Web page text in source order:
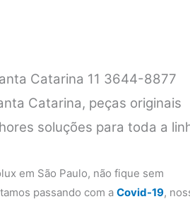
Catarina 11 3644-8877
Catarina, peças originais
soluções para toda a
em São Paulo, não fique sem
passando com aCovid-19,